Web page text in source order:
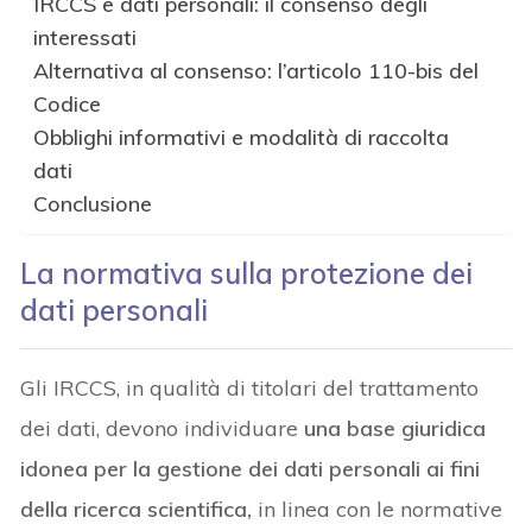
interessati
Alternativa al consenso: l’articolo 110-bis del
Codice
Obblighi informativi e modalità di raccolta
dati
Conclusione
La normativa sulla protezione dei
dati personali
Gli IRCCS, in qualità di titolari del trattamento
dei dati, devono individuare una base giuridica
idonea per la gestione dei dati personali ai fini
della ricerca scientifica, in linea con le normative